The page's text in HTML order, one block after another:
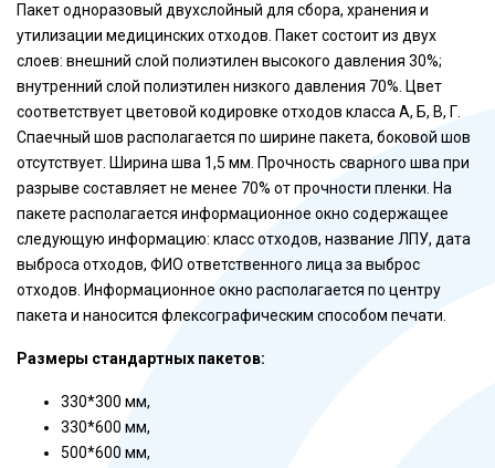
Пакет одноразовый двухслойный для сбора, хранения и
утилизации медицинских отходов. Пакет состоит из двух
слоев: внешний слой полиэтилен высокого давления 30%;
внутренний слой полиэтилен низкого давления 70%. Цвет
соответствует цветовой кодировке отходов класса А, Б, В, Г.
Спаечный шов располагается по ширине пакета, боковой шов
отсутствует. Ширина шва 1,5 мм. Прочность сварного шва при
разрыве составляет не менее 70% от прочности пленки. На
пакете располагается информационное окно содержащее
следующую информацию: класс отходов, название ЛПУ, дата
выброса отходов, ФИО ответственного лица за выброс
отходов. Информационное окно располагается по центру
пакета и наносится флексографическим способом печати.
Размеры стандартных пакетов:
330*300 мм,
330*600 мм,
500*600 мм,